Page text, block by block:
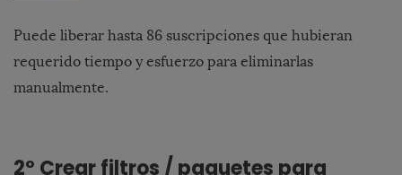
Puede liberar hasta 86 suscripciones que hubieran
requerido tiempo y esfuerzo para eliminarlas
manualmente.
2º Crear filtros / paquetes para